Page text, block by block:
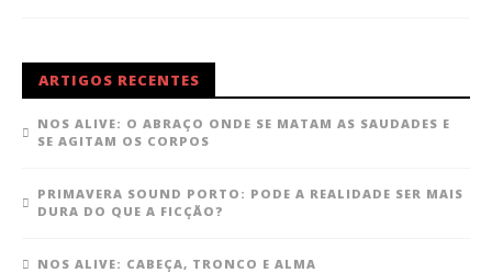
ARTIGOS RECENTES
NOS ALIVE: O ABRAÇO ONDE SE MATAM AS SAUDADES E
SE AGITAM OS CORPOS
PRIMAVERA SOUND PORTO: PODE A REALIDADE SER MAIS
DURA DO QUE A FICÇÃO?
NOS ALIVE: CABEÇA, TRONCO E ALMA